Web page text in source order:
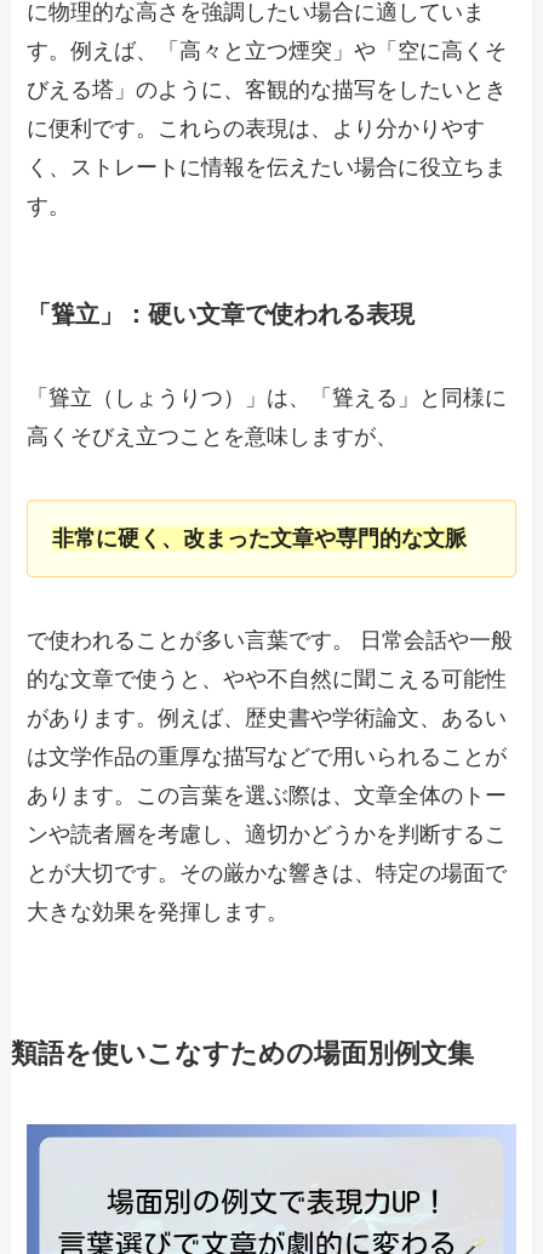
に物理的な高さを強調したい場合に適していま
す。例えば、「高々と立つ煙突」や「空に高くそ
びえる塔」のように、客観的な描写をしたいとき
に便利です。これらの表現は、より分かりやす
く、ストレートに情報を伝えたい場合に役立ちま
す。
「聳立」：硬い文章で使われる表現
「聳立（しょうりつ）」は、「聳える」と同様に
高くそびえ立つことを意味しますが、
非常に硬く、改まった文章や専門的な文脈
で使われることが多い言葉です。 日常会話や一般
的な文章で使うと、やや不自然に聞こえる可能性
があります。例えば、歴史書や学術論文、あるい
は文学作品の重厚な描写などで用いられることが
あります。この言葉を選ぶ際は、文章全体のトー
ンや読者層を考慮し、適切かどうかを判断するこ
とが大切です。その厳かな響きは、特定の場面で
大きな効果を発揮します。
類語を使いこなすための場面別例文集